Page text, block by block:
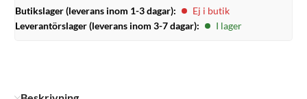
Butikslager (leverans inom 1-3 dagar):
Ej i butik
Leverantörslager (leverans inom 3-7 dagar):
I lager